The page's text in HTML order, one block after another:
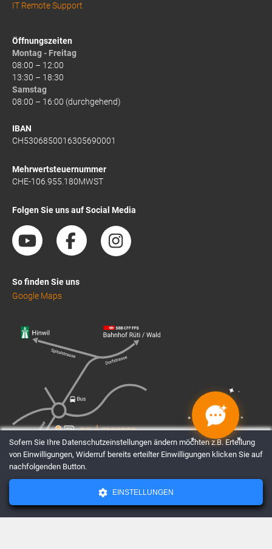
IT Remote Support
Öffnungszeiten
Montag - Freitag
08:00 – 12:00
13:30 – 18:30
Samstag
08:00 – 16:00 (durchgehend)
IBAN
CH5306850016305690001
Mehrwertsteuernummer
CHE-106.955.180MWST
Folgen Sie uns auf Social Media
So finden Sie uns
Google Maps
AGBsDatenschutzImpressum
✦
✦
✦
✦
✦
✦
Sofern Sie Ihre Datenschutzeinstellungen ändern möchten z.B. Erteilung
von Einwilligungen, Widerruf bereits erteilter Einwilligungen klicken Sie auf
nachfolgenden Button.
EINSTELLUNGEN